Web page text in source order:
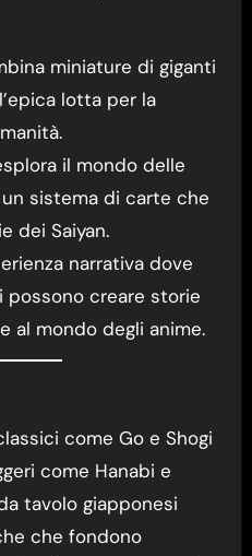
miniature di giganti
lotta per la
il mondo delle
sistema di carte che
dei Saiyan.
narrativa dove
possono creare storie
al mondo degli anime.
come Go e Shogi
come Hanabi e
tavolo giapponesi
che fondono